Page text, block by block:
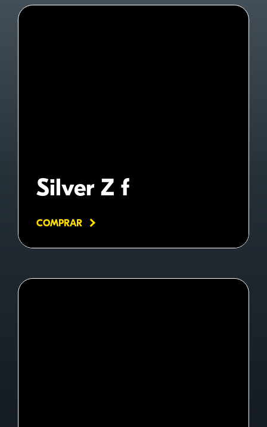
Silver Z f
COMPRAR